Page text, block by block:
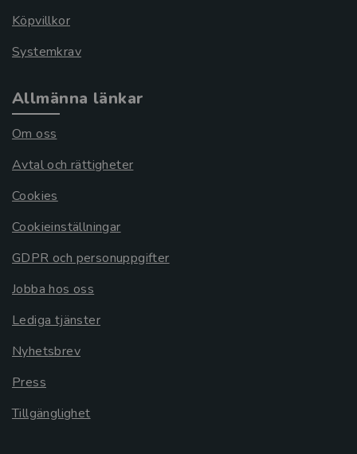
Köpvillkor
Systemkrav
Allmänna länkar
Om oss
Avtal och rättigheter
Cookies
Cookieinställningar
GDPR och personuppgifter
Jobba hos oss
Lediga tjänster
Nyhetsbrev
Press
Tillgänglighet